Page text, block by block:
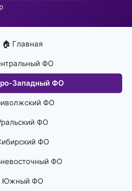
🏠 Главная
ФО
Западный ФО
ФО
ФО
ФО
ФО
Южный ФО